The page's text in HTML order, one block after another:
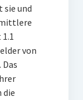
und
von
die